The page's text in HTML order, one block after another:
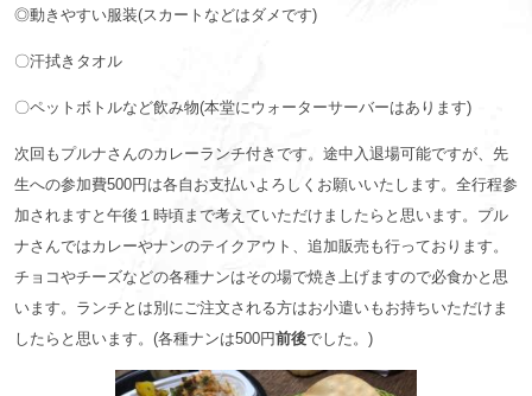
◎動きやすい服装(スカートなどはダメです)
〇汗拭きタオル
〇ペットボトルなど飲み物(本堂にウォーターサーバーはあります)
次回もプルナさんのカレーランチ付きです。途中入退場可能ですが、先
生への参加費500円は各自お支払いよろしくお願いいたします。全行程参
加されますと午後１時頃まで考えていただけましたらと思います。プル
ナさんではカレーやナンのテイクアウト、追加販売も行っております。
チョコやチーズなどの各種ナンはその場で焼き上げますので必食かと思
います。ランチとは別にご注文される方はお小遣いもお持ちいただけま
したらと思います。(各種ナンは500円前後でした。)